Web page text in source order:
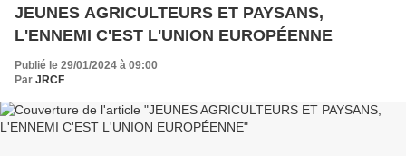
JEUNES AGRICULTEURS ET PAYSANS,
L'ENNEMI C'EST L'UNION EUROPÉENNE
Publié le 29/01/2024 à 09:00
Par JRCF